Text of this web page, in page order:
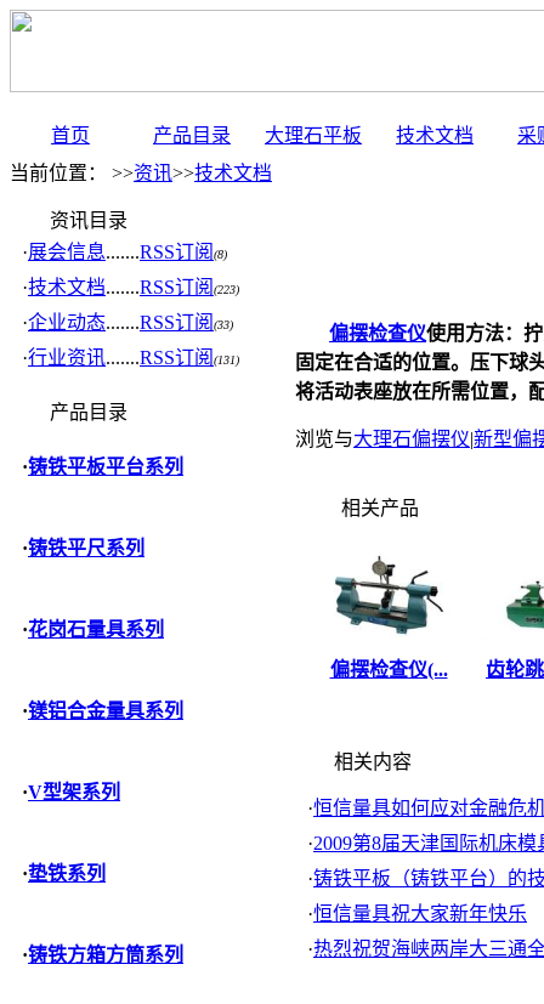
首页 产品目录 大理石平板 技术文档
采
当前位置： >>资讯>>技术文档
资讯目录
·展会信息.......RSS订阅 (8)
·技术文档.......RSS订阅 (223)
·企业动态.......RSS订阅 (33)
·行业资讯.......RSS订阅 (131)
产品目录
·铸铁平板平台系列
·铸铁平尺系列
·花岗石量具系列
·镁铝合金量具系列
·V型架系列
·垫铁系列
·铸铁方箱方筒系列
偏摆检查仪使用方法：
固定在合适的位置。压下球
将活动表座放在所需位置，
浏览与大理石偏摆仪|新型偏
相关产品
偏摆检查仪(... 齿轮
相关内容
·恒信量具如何应对金融危
·2009第8届天津国际机床模
·铸铁平板（铸铁平台）的
·恒信量具祝大家新年快乐
·热烈祝贺海峡两岸大三通